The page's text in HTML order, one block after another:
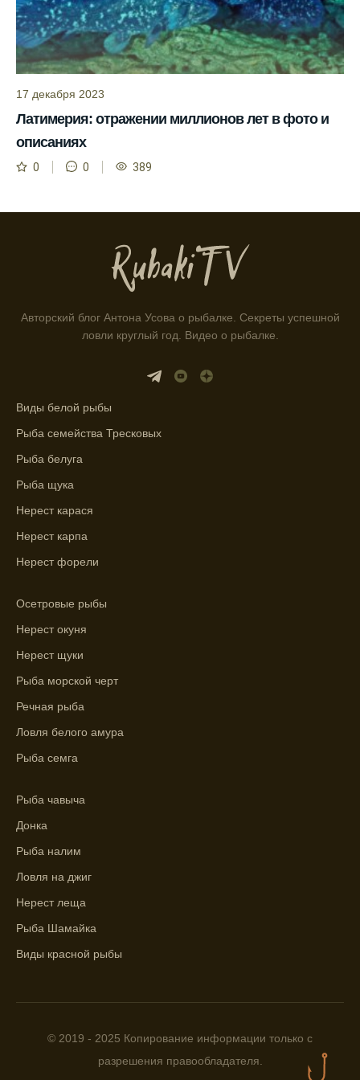
помогает планировать рыбалку в разные
месяцы.
Инструкция по подготовке к рыбалке
учитывает прогноз клева.
выбирать оптимальное время для рыбной
ловли.
Способ предсказать клев рыбы включает в
подходящее время для ловли хищной
Информация о каждом типе рыбы в
приложении помогает выбрать наилучшие
места для рыбалки.
фаз и погодных условий на активность
Узнайте вероятности успешной ловли на
ловли в разных водоемах, опираясь на
прогноз клева.
температуры воды учитывается в прогнозе
клева.
Лучше всего ловить рыбу в период
максимального атмосферного давления,
Прогноз клева на сутки вперед дает ясное
рыба.
Находите ближайшие водоемы для ловли с
клева.
Прогноз клева помогает определить
лучшие условия для успешной рыбалки.
Календарь рыболова включает в себя
фазах луны и их влиянии на активность
рыбы.
17 декабря 2023
Латимерия: отражении миллионов лет в фото и
описаниях
0 0 389
Авторский блог Антона Усова о рыбалке. Секреты успешной
ловли круглый год. Видео о рыбалке.
Виды белой рыбы
Рыба семейства Тресковых
Рыба белуга
Рыба щука
Нерест карася
Нерест карпа
Нерест форели
Осетровые рыбы
Нерест окуня
Нерест щуки
Рыба морской черт
Речная рыба
Ловля белого амура
Рыба семга
Рыба чавыча
Донка
Рыба налим
Ловля на джиг
Нерест леща
Рыба Шамайка
Виды красной рыбы
© 2019 - 2025 Копирование информации только с
разрешения правообладателя.